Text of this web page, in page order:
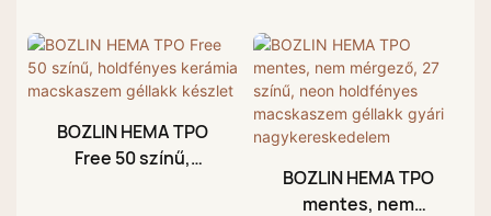
Macskaszem Zselé
Nagykereskedő
macskaszem géllakk
gyártó
BOZLIN HEMA TPO
Free 50 színű,
BOZLIN HEMA TPO
mentes, nem